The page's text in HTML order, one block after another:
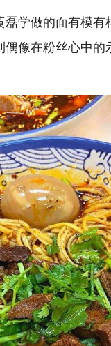
学做的面有模有
偶像在粉丝心中的